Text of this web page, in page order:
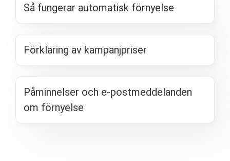
Så fungerar automatisk förnyelse
Förklaring av kampanjpriser
Påminnelser och e-postmeddelanden
om förnyelse